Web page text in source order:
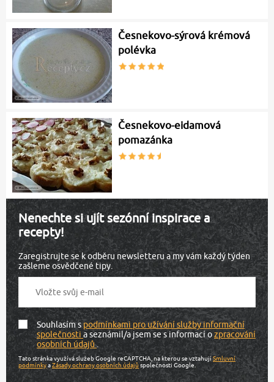
Česnekovo-sýrová krémová
polévka
Česnekovo-eidamová
pomazánka
Nenechte si ujít sezónní inspirace a
recepty!
Zaregistrujte se k odběru newsletteru a my vám každý týden
zašleme osvědčené tipy.
Souhlasím spodmínkami pro užívání služby informační
společnostia seznámil/a jsem se s informací ozpracování
osobních údajů.
Tato stránka využívá služeb Google reCAPTCHA, na kterou se vztahujíSmluvní
podmínkyaZásady ochrany osobních údajů společnosti Google.